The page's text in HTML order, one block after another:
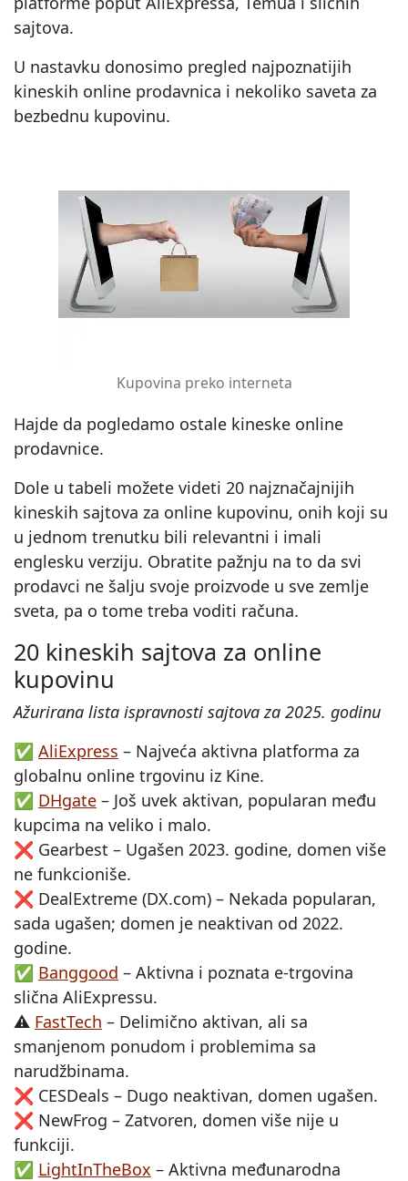
sajtova.
U nastavku donosimo pregled najpoznatijih
kineskih online prodavnica i nekoliko saveta za
bezbednu kupovinu.
Kupovina preko interneta
Hajde da pogledamo ostale kineske online
prodavnice.
Dole u tabeli možete videti 20 najznačajnijih
kineskih sajtova za online kupovinu, onih koji su
u jednom trenutku bili relevantni i imali
englesku verziju. Obratite pažnju na to da svi
prodavci ne šalju svoje proizvode u sve zemlje
sveta, pa o tome treba voditi računa.
20 kineskih sajtova za online
kupovinu
Ažurirana lista ispravnosti sajtova za 2025. godinu
✅ AliExpress – Najveća aktivna platforma za
globalnu online trgovinu iz Kine.
✅ DHgate – Još uvek aktivan, popularan među
kupcima na veliko i malo.
❌ Gearbest – Ugašen 2023. godine, domen više
ne funkcioniše.
❌ DealExtreme (DX.com) – Nekada popularan,
sada ugašen; domen je neaktivan od 2022.
godine.
✅ Banggood – Aktivna i poznata e-trgovina
slična AliExpressu.
⚠️ FastTech – Delimično aktivan, ali sa
smanjenom ponudom i problemima sa
narudžbinama.
❌ CESDeals – Dugo neaktivan, domen ugašen.
❌ NewFrog – Zatvoren, domen više nije u
funkciji.
✅ LightInTheBox – Aktivna međunarodna